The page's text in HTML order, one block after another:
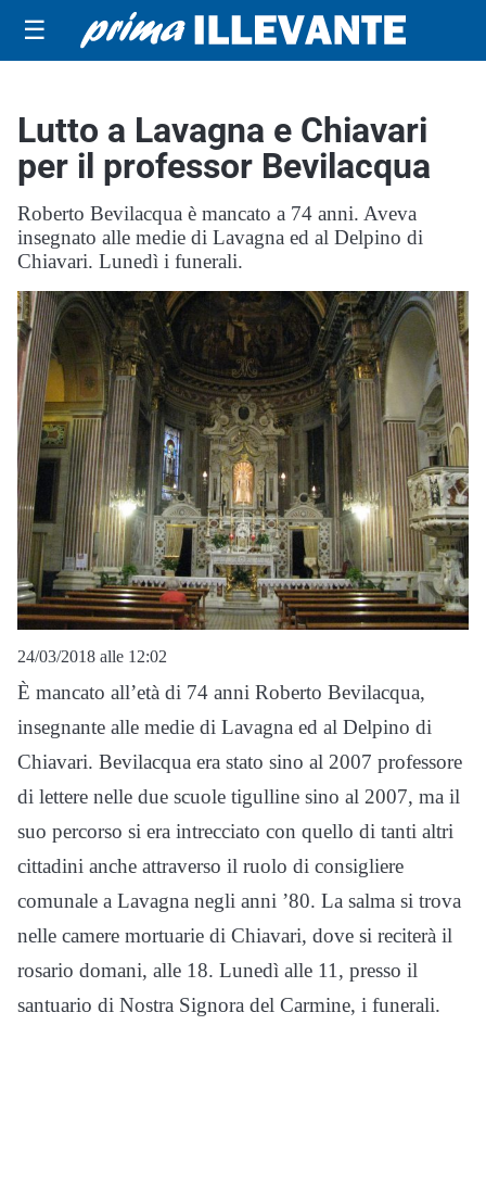
☰
Lutto a Lavagna e Chiavari
per il professor Bevilacqua
Roberto Bevilacqua è mancato a 74 anni. Aveva
insegnato alle medie di Lavagna ed al Delpino di
Chiavari. Lunedì i funerali.
24/03/2018 alle 12:02
È mancato all’età di 74 anni Roberto Bevilacqua,
insegnante alle medie di Lavagna ed al Delpino di
Chiavari. Bevilacqua era stato sino al 2007 professore
di lettere nelle due scuole tigulline sino al 2007, ma il
suo percorso si era intrecciato con quello di tanti altri
cittadini anche attraverso il ruolo di consigliere
comunale a Lavagna negli anni ’80. La salma si trova
nelle camere mortuarie di Chiavari, dove si reciterà il
rosario domani, alle 18. Lunedì alle 11, presso il
santuario di Nostra Signora del Carmine, i funerali.